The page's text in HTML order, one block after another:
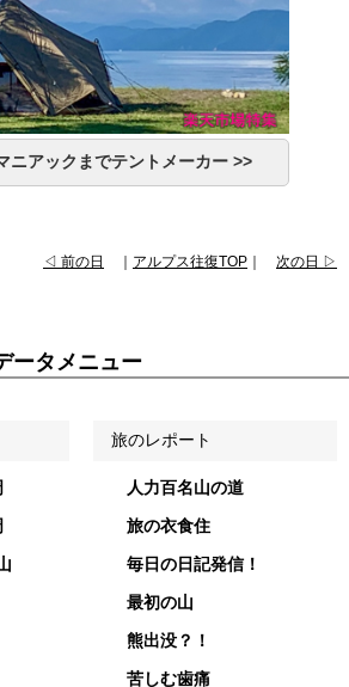
ニアックまでテントメーカー >>
◁ 前の日 ｜ アルプス往復TOP ｜ 次の日 ▷
ータメニュー
旅のレポート
人力百名山の道
旅の衣食住
毎日の日記発信！
最初の山
熊出没？！
苦しむ歯痛